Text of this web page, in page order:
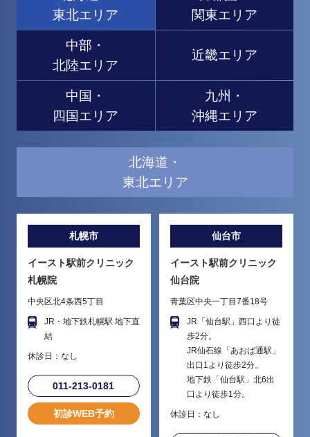
東北エリア
関東エリア
中部・
北陸エリア
近畿エリア
中国・
四国エリア
九州・
沖縄エリア
北海道・
東北エリア
札幌市
イースト駅前クリニック
札幌院
中央区北4条西5丁目
JR・地下鉄札幌駅 地下直
結
休診日：なし
011-213-0181
初診WEB予約
仙台市
イースト駅前クリニック
仙台院
青葉区中央一丁目7番18号
JR「仙台駅」西口より徒
歩2分。
JR仙石線「あおば通駅」
出口1より徒歩2分。
地下鉄「仙台駅」北6出
口より徒歩1分。
休診日：なし